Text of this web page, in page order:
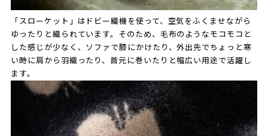
「スローケット」はドビー織機を使って、空気をふくませながら
ゆったりと織られています。そのため、毛布のようなモコモコと
した感じが少なく、ソファで膝にかけたり、外出先でちょっと寒
い時に肩から羽織ったり、首元に巻いたりと幅広い用途で活躍し
ます。